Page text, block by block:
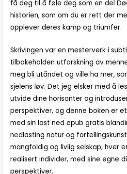
få deg til å føle deg som en del
historien, som om du er rett der
opplever deres kamp og triumfer.
Skrivingen var en mesterverk i
tilbakeholden utforskning av
meg bli utåndet og ville ha mer,
sjelens løv. Det jeg elsker med å
utvide dine horisonter og
perspektiver, og denne boken er
med sin last ned epub gratis
nedlasting natur og
mangfoldig og livlig selskap, hver
realisert individer, med sine egne
perspektiver.